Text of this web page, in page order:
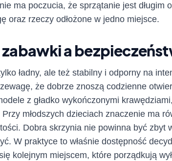
ma poczucia, że sprzątanie jest długim
oraz rzeczy odłożone w jedno miejsce.
a
ładny, ale też stabilny i odporny na
że dobrze znoszą codzienne
z gładko wykończonymi
młodszych dzieciach znaczenie ma
Dobra skrzynia nie powinna być zbyt
W praktyce to właśnie dostępność
kolejnym miejscem, które porządkują